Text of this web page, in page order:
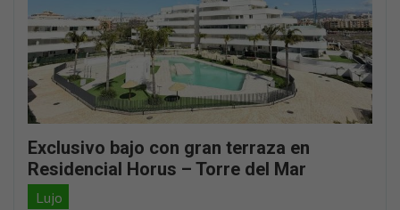
Exclusivo bajo con gran terraza en
Residencial Horus – Torre del Mar
Lujo